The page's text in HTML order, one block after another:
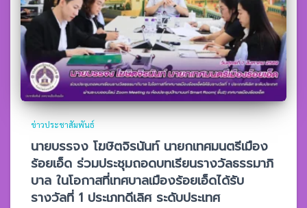
ข่าวประชาสัมพันธ์
นายบรรจง โฆษิตจิรนันท์ นายกเทศมนตรีเมือง
ร้อยเอ็ด ร่วมประชุมถอดบทเรียนรางวัลธรรมาภิ
บาล ในโอกาสที่เทศบาลเมืองร้อยเอ็ดได้รับ
รางวัลที่ 1 ประเภทดีเลิศ ระดับประเทศ